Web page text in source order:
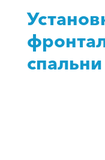
спальни